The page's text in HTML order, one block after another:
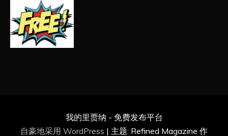
我的里贾纳 - 免费发布平台
自豪地采用 WordPress | 主题: Refined Magazine 作